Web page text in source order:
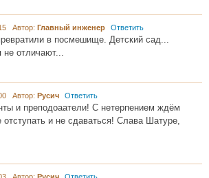
Автор: Главный инженер Ответить
в посмешище. Детский сад...
не отличают...
Автор: Русич Ответить
и преподоаатели! С нетерпением ждём
и не сдаваться! Слава Шатуре,